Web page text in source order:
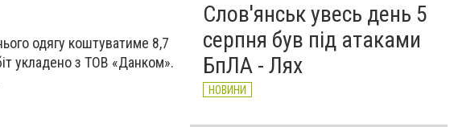
одягу коштуватиме 8,7
укладено з ТОВ «Данком».
Слов'янськ увесь день 5
серпня був під атаками
БпЛА - Лях
НОВИНИ